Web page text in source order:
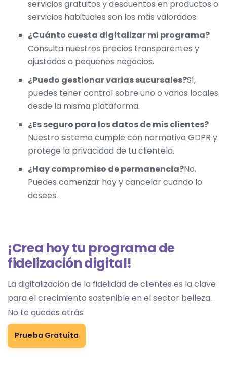
servicios gratuitos y descuentos en productos o
servicios habituales son los más valorados.
¿Cuánto cuesta digitalizar mi programa?
Consulta nuestros precios transparentes y
ajustados a pequeños negocios.
¿Puedo gestionar varias sucursales?Sí,
puedes tener control sobre uno o varios locales
desde la misma plataforma.
¿Es seguro para los datos de mis clientes?
Nuestro sistema cumple con normativa GDPR y
protege la privacidad de tu clientela.
¿Hay compromiso de permanencia?No.
Puedes comenzar hoy y cancelar cuando lo
desees.
¡Crea hoy tu programa de
fidelización digital!
La digitalización de la fidelidad de clientes es la clave
para el crecimiento sostenible en el sector belleza.
No te quedes atrás:
Prueba Gratuita